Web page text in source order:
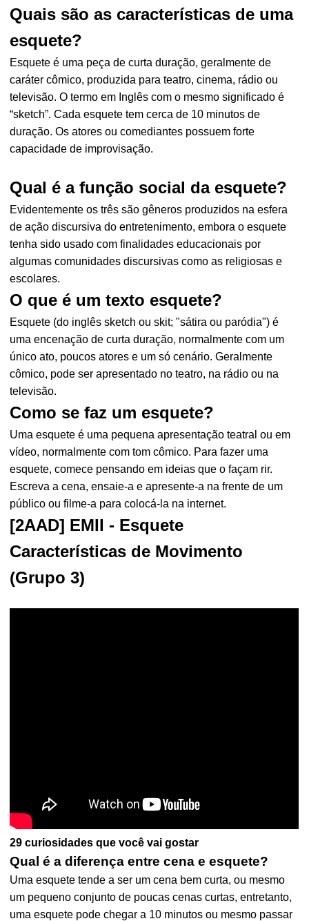
Quais são as características de uma
esquete?
Esquete é uma peça de curta duração, geralmente de
caráter cômico, produzida para teatro, cinema, rádio ou
televisão. O termo em Inglês com o mesmo significado é
“sketch”. Cada esquete tem cerca de 10 minutos de
duração. Os atores ou comediantes possuem forte
capacidade de improvisação.
Qual é a função social da esquete?
Evidentemente os três são gêneros produzidos na esfera
de ação discursiva do entretenimento, embora o esquete
tenha sido usado com finalidades educacionais por
algumas comunidades discursivas como as religiosas e
escolares.
O que é um texto esquete?
Esquete (do inglês sketch ou skit; "sátira ou paródia") é
uma encenação de curta duração, normalmente com um
único ato, poucos atores e um só cenário. Geralmente
cômico, pode ser apresentado no teatro, na rádio ou na
televisão.
Como se faz um esquete?
Uma esquete é uma pequena apresentação teatral ou em
vídeo, normalmente com tom cômico. Para fazer uma
esquete, comece pensando em ideias que o façam rir.
Escreva a cena, ensaie-a e apresente-a na frente de um
público ou filme-a para colocá-la na internet.
[2AAD] EMII - Esquete
Características de Movimento
(Grupo 3)
29 curiosidades que você vai gostar
Qual é a diferença entre cena e esquete?
Uma esquete tende a ser um cena bem curta, ou mesmo
um pequeno conjunto de poucas cenas curtas, entretanto,
uma esquete pode chegar a 10 minutos ou mesmo passar